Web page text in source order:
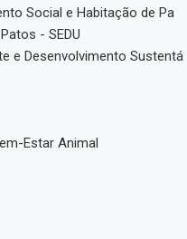
Social e Habitação de Pa
- SEDU
e Desenvolvimento Sustentá
Estar Animal